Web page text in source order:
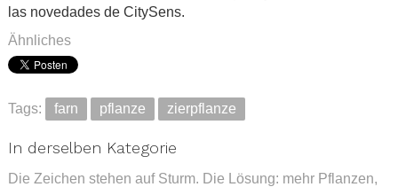
las novedades de CitySens.
Ähnliches
Tags: farn pflanze zierpflanze
In derselben Kategorie
Die Zeichen stehen auf Sturm. Die Lösung: mehr Pflanzen,